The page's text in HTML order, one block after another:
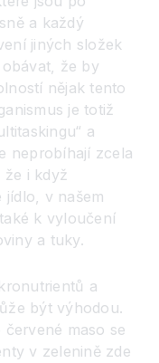
a každý
jiných složek
že by
nějak tento
je totiž
a
neprobíhají zcela
že i když
jídlo, v našem
k vyloučení
a tuky.
a
být výhodou.
maso se
v zelenině zde